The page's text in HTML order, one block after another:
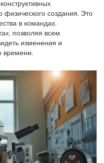
создания. Это
в командах,
позволяя всем
изменения и
времени.